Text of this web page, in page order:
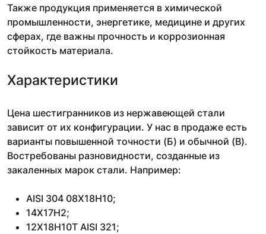
Также продукция применяется в химической
промышленности, энергетике, медицине и других
сферах, где важны прочность и коррозионная
стойкость материала.
Характеристики
Цена шестигранников из нержавеющей стали
зависит от их конфигурации. У нас в продаже есть
варианты повышенной точности (Б) и обычной (В).
Востребованы разновидности, созданные из
закаленных марок стали. Например:
AISI 304 08Х18Н10;
14Х17Н2;
12Х18Н10Т AISI 321;